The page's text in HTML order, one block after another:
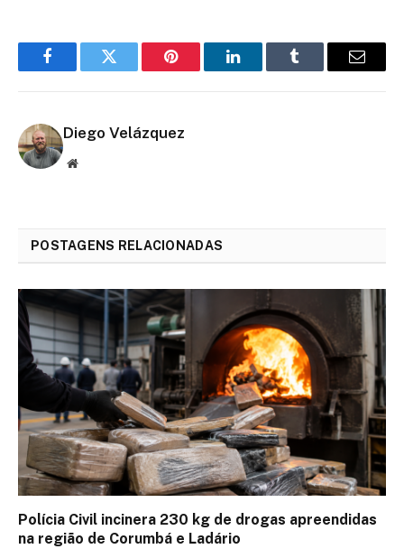
FacebookTwitter Pinterest LinkedInTumblr Email
Diego Velázquez
Website
POSTAGENS RELACIONADAS
Polícia Civil incinera 230 kg de drogas apreendidas
na região de Corumbá e Ladário